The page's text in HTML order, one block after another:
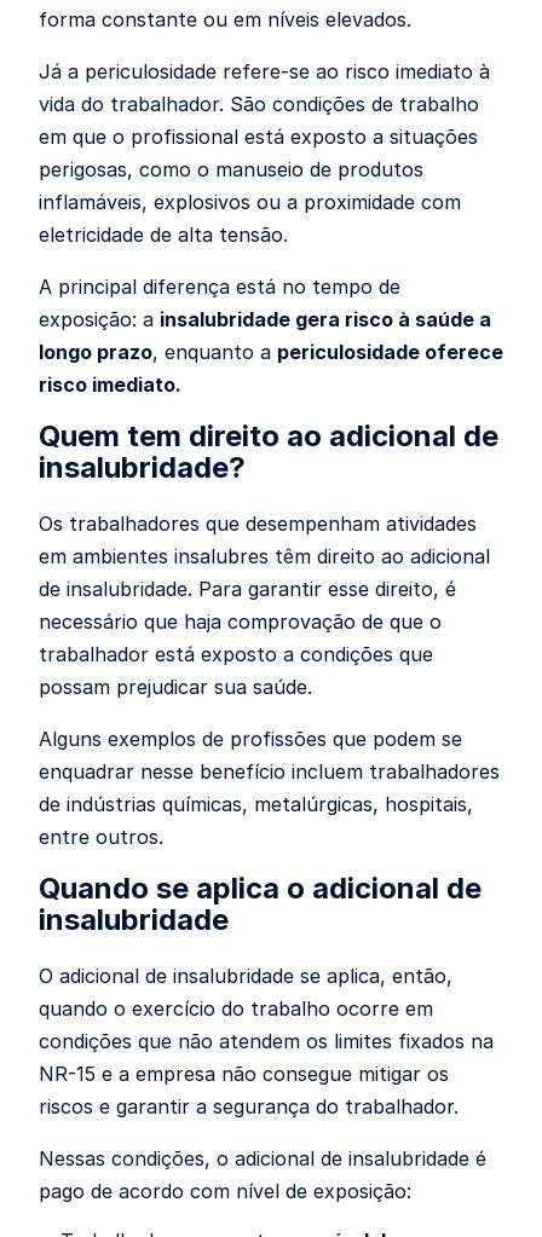
forma constante ou em níveis elevados.
Já a periculosidade refere-se ao risco imediato à
vida do trabalhador. São condições de trabalho
em que o profissional está exposto a situações
perigosas, como o manuseio de produtos
inflamáveis, explosivos ou a proximidade com
eletricidade de alta tensão.
A principal diferença está no tempo de
exposição: a insalubridade gera risco à saúde a
longo prazo, enquanto a periculosidade oferece
risco imediato.
Quem tem direito ao adicional de
insalubridade?
Os trabalhadores que desempenham atividades
em ambientes insalubres têm direito ao adicional
de insalubridade. Para garantir esse direito, é
necessário que haja comprovação de que o
trabalhador está exposto a condições que
possam prejudicar sua saúde.
Alguns exemplos de profissões que podem se
enquadrar nesse benefício incluem trabalhadores
de indústrias químicas, metalúrgicas, hospitais,
entre outros.
Quando se aplica o adicional de
insalubridade
O adicional de insalubridade se aplica, então,
quando o exercício do trabalho ocorre em
condições que não atendem os limites fixados na
NR-15 e a empresa não consegue mitigar os
riscos e garantir a segurança do trabalhador.
Nessas condições, o adicional de insalubridade é
pago de acordo com nível de exposição: